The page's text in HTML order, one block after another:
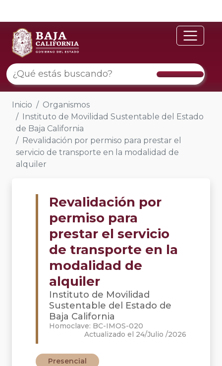
Inicio
Organismos
Instituto de Movilidad Sustentable del Estado
de Baja California
Revalidación por permiso para prestar el
servicio de transporte en la modalidad de
alquiler
Revalidación por
permiso para
prestar el servicio
de transporte en la
modalidad de
alquiler
Instituto de Movilidad
Sustentable del Estado de
Baja California
Homoclave: BC-IMOS-020
Actualizado el 24/Julio /2026
Presencial